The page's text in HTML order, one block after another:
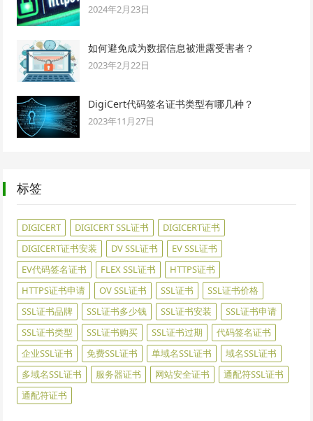
2024年2月23日
如何避免成为数据信息被泄露受害者？
2023年2月22日
DigiCert代码签名证书类型有哪几种？
2023年11月27日
标签
DIGICERT DIGICERT SSL证书
DIGICERT证书
DIGICERT证书安装
DV SSL证书
EV SSL证书
EV代码签名证书
FLEX SSL证书
HTTPS证书
HTTPS证书申请
OV SSL证书 SSL证书
SSL证书价格
SSL证书品牌
SSL证书多少钱 SSL证书安装
SSL证书申请
SSL证书类型
SSL证书购买 SSL证书过期
代码签名证书
企业SSL证书
免费SSL证书 单域名SSL证书
域名SSL证书
多域名SSL证书
服务器证书 网站安全证书
通配符SSL证书
通配符证书